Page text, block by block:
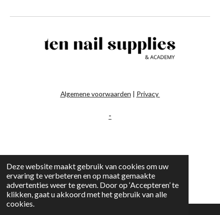
Deze website maakt gebruik van cookies om uw
ervaring te verbeteren en op maat gemaakte
advertenties weer te geven. Door op ‘Accepteren’ te
klikken, gaat u akkoord met het gebruik van alle
cookies.
Algemene voorwaarden | Privacy
-